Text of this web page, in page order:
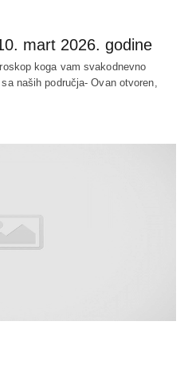
mart 2026. godine
koga vam svakodnevno
naših područja- Ovan otvoren,